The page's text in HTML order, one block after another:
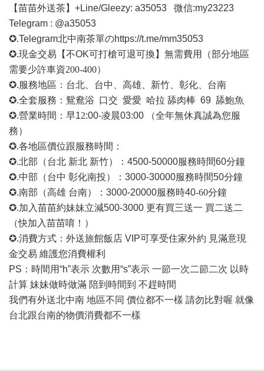
【苗苗外送茶】 +Line/Gleezy: a35053 微信:my23223
Telegram : @a35053
✪.Telegram北中南茶單のhttps://t.me/mm35053
✪.現金交易【不OK可打槍可退可換】無需費用
（部分地區
需要少許車資200-400）
✪.服務地區：台北、台中、高雄、新竹、彰化、台南
✪.全套服務：鴛鴦浴 口交 愛愛 哈拉 舔肉棒 69 舔鮑魚
✪.營業時間：早12:00-凌晨03:00 （全年無休真誠為您服
務）
✪.各地區價位跟服務時間：
✪.北部（台北 新北 新竹）：4500-50000服務時間60分鐘
✪.中部（台中 彰化南投）：3000-30000服務時間50分鐘
✪.南部（高雄 台南）：3000-20000服務時40-60分鐘
✪.加入苗苗約妹妹立減500-3000 更有買三送一 買二送二
（快加入苗苗唷！）
✪.消費方式：外送旅館飯店 VIP可享受住家外約 見滿意現
金交易 維護您消費權利
PS：時間用“h”表示 次數用“s”表示 一節一次二節二次 以時
計算 妹妹做時做滿 陪到時間到 不趕時間
我們有外送北中南 地區不同 價位都不一樣 請勿比對喔 就像
台北跟台南的物價消費都不一樣